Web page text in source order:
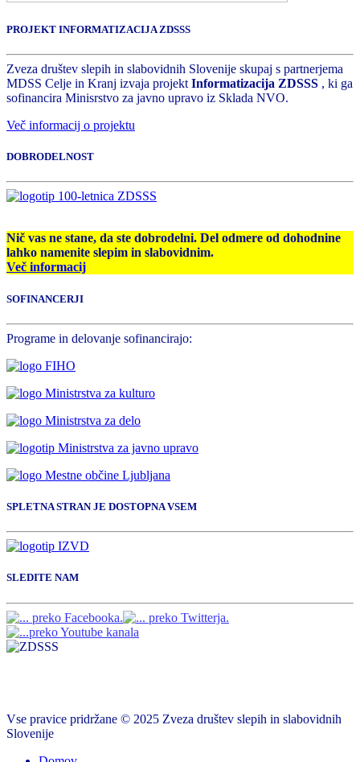
PROJEKT INFORMATIZACIJA ZDSSS
Zveza društev slepih in slabovidnih Slovenije skupaj s partnerjema
MDSS Celje in Kranj izvaja projekt Informatizacija ZDSSS , ki ga
sofinancira Minisrstvo za javno upravo iz Sklada NVO.
Več informacij o projektu
DOBRODELNOST
Nič vas ne stane, da ste dobrodelni. Del odmere od dohodnine
lahko namenite slepim in slabovidnim.
Več informacij
SOFINANCERJI
Programe in delovanje sofinancirajo:
SPLETNA STRAN JE DOSTOPNA VSEM
SLEDITE NAM
Vse pravice pridržane © 2025 Zveza društev slepih in slabovidnih
Slovenije